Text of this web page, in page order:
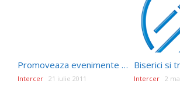
Promoveaza evenimente la Intercer!
Intercer 21 iulie 2011 Intercer 2